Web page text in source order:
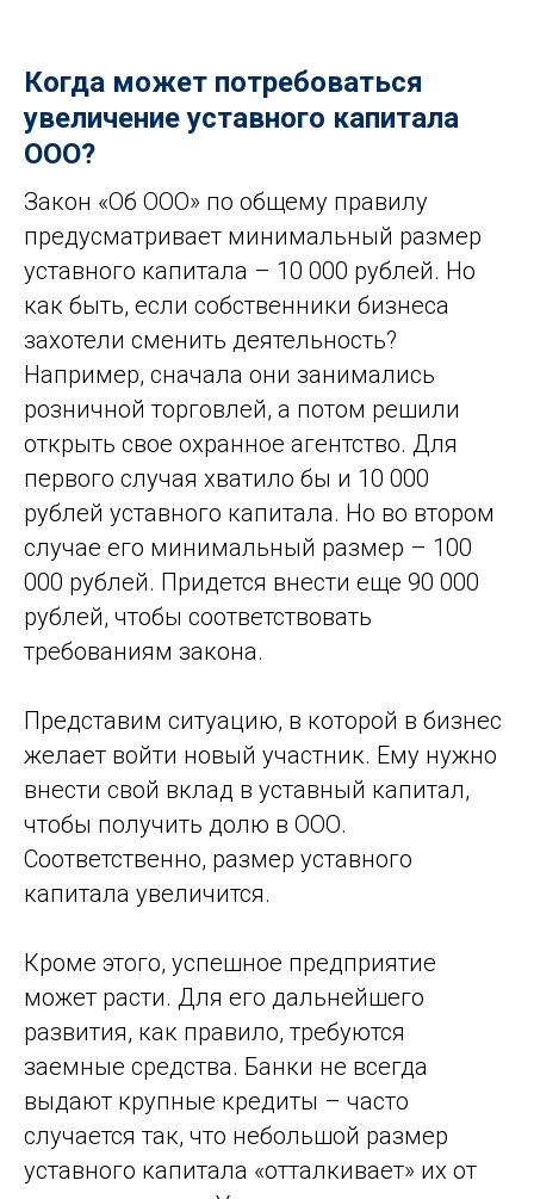
Когда может потребоваться
увеличение уставного капитала
ООО?
Закон «Об ООО» по общему правилу
предусматривает минимальный размер
уставного капитала – 10 000 рублей. Но
как быть, если собственники бизнеса
захотели сменить деятельность?
Например, сначала они занимались
розничной торговлей, а потом решили
открыть свое охранное агентство. Для
первого случая хватило бы и 10 000
рублей уставного капитала. Но во втором
случае его минимальный размер – 100
000 рублей. Придется внести еще 90 000
рублей, чтобы соответствовать
требованиям закона.
Представим ситуацию, в которой в бизнес
желает войти новый участник. Ему нужно
внести свой вклад в уставный капитал,
чтобы получить долю в ООО.
Соответственно, размер уставного
капитала увеличится.
Кроме этого, успешное предприятие
может расти. Для его дальнейшего
развития, как правило, требуются
заемные средства. Банки не всегда
выдают крупные кредиты – часто
случается так, что небольшой размер
уставного капитала «отталкивает» их от